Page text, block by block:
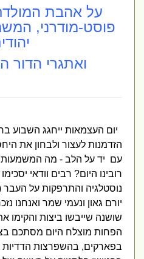
על אהבת המולדת,
פוסט-מודרני,
ואתגרי הדור
יום העצמאות ייחגג השבוע ברוב
הזדמנות לעצור ולבחון את
עם יד על הלב - מה המשמעות
רובינו היום? רבים וודאי
נוסטלגיה והתרפקות על העבר
יורם גאון ונעמי שמר ואנחנו
שושנה שייבשו ביצות והקימו
הפחות מוצלח היום מסתכם
בפארקים, בהשפרצות הדדיות